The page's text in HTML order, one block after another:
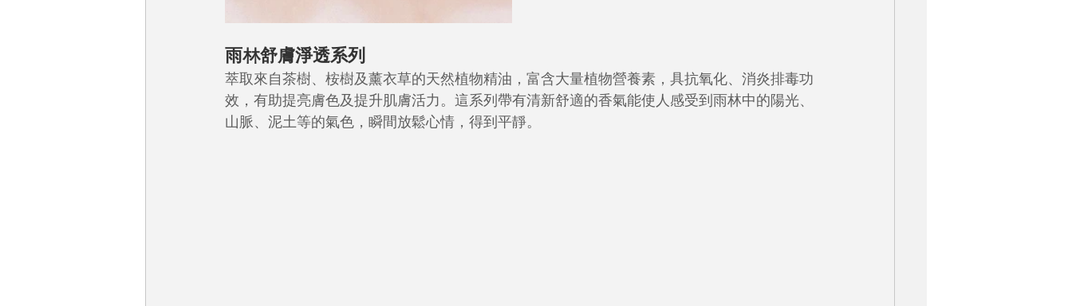
雨林舒膚淨透系列
萃取來自茶樹、桉樹及薰衣草的天然植物精油，富含大量植物營養素，具抗氧化、消炎排毒功
效，有助提亮膚色及提升肌膚活力。這系列帶有清新舒適的香氣能使人感受到雨林中的陽光、
山脈、泥土等的氣色，瞬間放鬆心情，得到平靜。